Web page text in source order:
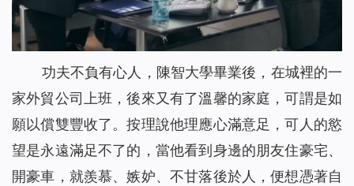
功夫不負有心人，陳智大學畢業後，在城裡的一
家外貿公司上班，後來又有了溫馨的家庭，可謂是如
願以償雙豐收了。按理說他理應心滿意足，可人的慾
望是永遠滿足不了的，當他看到身邊的朋友住豪宅、
開豪車，就羨慕、嫉妒、不甘落後於人，便想憑著自